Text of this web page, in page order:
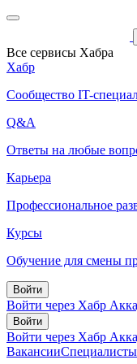
Все сервисы Хабра
Хабр
Сообщество IT-
Q&A
Ответы на любые
Карьера
Профессиональное
Курсы
Обучение для смены
Войти
Войти через Хабр
Войти
Войти через Хабр
ВакансииСпециалисты